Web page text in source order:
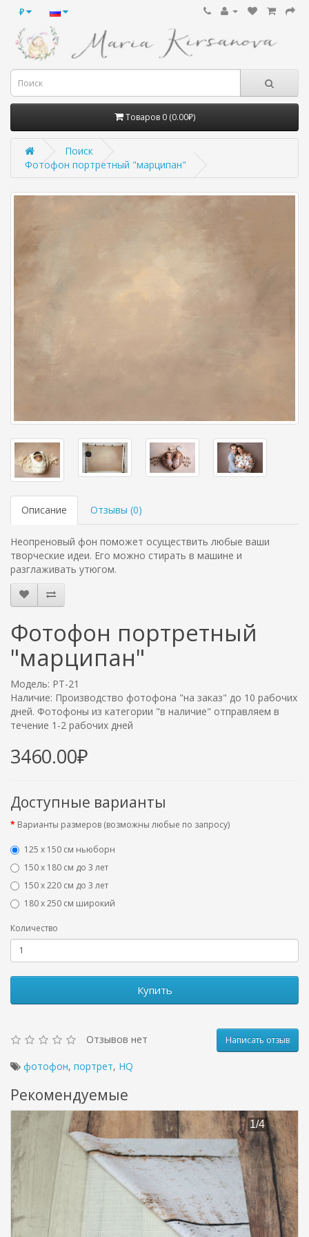
₽
Товаров 0 (0.00₽)
Поиск
Фотофон портретный "марципан"
Описание Отзывы (0)
Неопреновый фон поможет осуществить любые ваши
творческие идеи. Его можно стирать в машине и
разглаживать утюгом.
Фотофон портретный
"марципан"
Модель: PT-21
Наличие: Производство фотофона "на заказ" до 10 рабочих
дней. Фотофоны из категории "в наличие" отправляем в
течение 1-2 рабочих дней
3460.00₽
Доступные варианты
Варианты размеров (возможны любые по запросу)
125 x 150 см ньюборн
150 х 180 см до 3 лет
150 х 220 см до 3 лет
180 х 250 см широкий
Количество
Купить
Отзывов нет Написать отзыв
фотофон, портрет, HQ
Рекомендуемые